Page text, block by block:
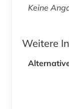
Keine
Weitere